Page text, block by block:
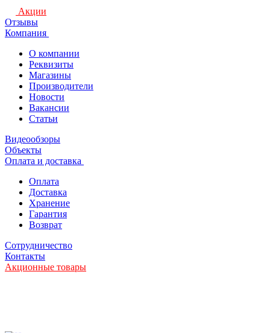
Акции
Отзывы
Компания
О компании
Реквизиты
Магазины
Производители
Новости
Вакансии
Статьи
Видеообзоры
Объекты
Оплата и доставка
Оплата
Доставка
Хранение
Гарантия
Возврат
Сотрудничество
Контакты
Акционные товары